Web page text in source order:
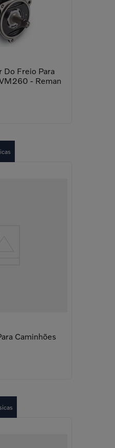
Do Freio Para
- Reman
Caminhões